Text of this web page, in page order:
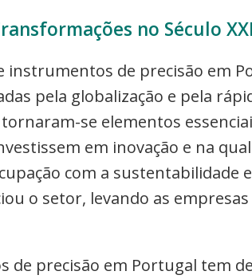
no Século XXI
instrumentos de precisão em
pela globalização e pela
se elementos
em inovação e na
com a sustentabilidade
o setor, levando as
de precisão em Portugal tem